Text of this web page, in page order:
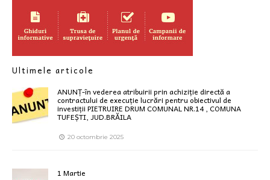
Ultimele articole
ANUNȚ-în vederea atribuirii prin achiziție directă a
contractului de execuție lucrări pentru obiectivul de
investiții PIETRUIRE DRUM COMUNAL NR.14 , COMUNA
TUFEȘTI, JUD.BRĂILA
20 octombrie 2025
1 Martie